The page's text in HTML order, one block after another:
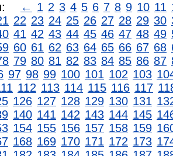
← 1 2 3 4 5 6 7 8 9 10 11
22 23 24 25 26 27 28 29 30
41 42 43 44 45 46 47 48 49
60 61 62 63 64 65 66 67 68
79 80 81 82 83 84 85 86 87
97 98 99 100 101 102 103
112 113 114 115 116 117
126 127 128 129 130 131
140 141 142 143 144 145
154 155 156 157 158 159
168 169 170 171 172 173